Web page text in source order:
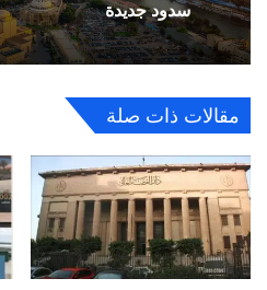
سدود جديدة
مقالات ذات صلة